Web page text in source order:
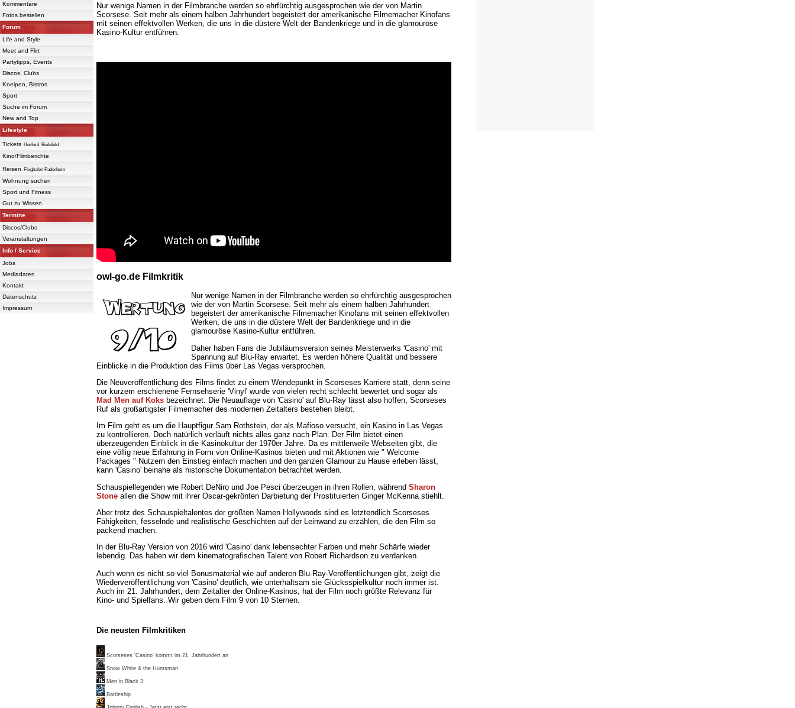
Kommentare
Fotos bestellen
Forum
Life and Style
Meet and Flirt
Partytipps, Events
Discos, Clubs
Kneipen, Bistros
Sport
Suche im Forum
New and Top
Lifestyle
Tickets Herford Bielefeld
Kino/Filmberichte
Reisen
Flughafen Paderborn
Wohnung suchen
Sport und Fitness
Gut zu Wissen
Termine
Discos/Clubs
Veranstaltungen
Info / Service
Jobs
Mediadaten
Kontakt
Datenschutz
Impressum
Nur wenige Namen in der Filmbranche werden so ehrfürchtig ausgesprochen wie der von Martin
Scorsese. Seit mehr als einem halben Jahrhundert begeistert der amerikanische Filmemacher Kinofans
mit seinen effektvollen Werken, die uns in die düstere Welt der Bandenkriege und in die glamouröse
Kasino-Kultur entführen.
owl-go.de Filmkritik
Nur wenige Namen in der Filmbranche werden so ehrfürchtig ausgesprochen
wie der von Martin Scorsese. Seit mehr als einem halben Jahrhundert
begeistert der amerikanische Filmemacher Kinofans mit seinen effektvollen
Werken, die uns in die düstere Welt der Bandenkriege und in die
glamouröse Kasino-Kultur entführen.
Daher haben Fans die Jubiläumsversion seines Meisterwerks 'Casino' mit
Spannung auf Blu-Ray erwartet. Es werden höhere Qualität und bessere
Einblicke in die Produktion des Films über Las Vegas versprochen.
Die Neuveröffentlichung des Films findet zu einem Wendepunkt in Scorseses Karriere statt, denn seine
vor kurzem erschienene Fernsehserie 'Vinyl' wurde von vielen recht schlecht bewertet und sogar als
Mad Men auf Koks bezeichnet. Die Neuauflage von 'Casino' auf Blu-Ray lässt also hoffen, Scorseses
Ruf als großartigster Filmemacher des modernen Zeitalters bestehen bleibt.
Im Film geht es um die Hauptfigur Sam Rothstein, der als Mafioso versucht, ein Kasino in Las Vegas
zu kontrollieren. Doch natürlich verläuft nichts alles ganz nach Plan. Der Film bietet einen
überzeugenden Einblick in die Kasinokultur der 1970er Jahre. Da es mittlerweile Webseiten gibt, die
eine völlig neue Erfahrung in Form von Online-Kasinos bieten und mit Aktionen wie " Welcome
Packages " Nutzern den Einstieg einfach machen und den ganzen Glamour zu Hause erleben lässt,
kann 'Casino' beinahe als historische Dokumentation betrachtet werden.
Schauspiellegenden wie Robert DeNiro und Joe Pesci überzeugen in ihren Rollen, während Sharon
Stone allen die Show mit ihrer Oscar-gekrönten Darbietung der Prostituierten Ginger McKenna stiehlt.
Aber trotz des Schauspieltalentes der größten Namen Hollywoods sind es letztendlich Scorseses
Fähigkeiten, fesselnde und realistische Geschichten auf der Leinwand zu erzählen, die den Film so
packend machen.
In der Blu-Ray Version von 2016 wird 'Casino' dank lebensechter Farben und mehr Schärfe wieder
lebendig. Das haben wir dem kinematografischen Talent von Robert Richardson zu verdanken.
Auch wenn es nicht so viel Bonusmaterial wie auf anderen Blu-Ray-Veröffentlichungen gibt, zeigt die
Wiederveröffentlichung von 'Casino' deutlich, wie unterhaltsam sie Glücksspielkultur noch immer ist.
Auch im 21. Jahrhundert, dem Zeitalter der Online-Kasinos, hat der Film noch größte Relevanz für
Kino- und Spielfans. Wir geben dem Film 9 von 10 Sternen.
Die neusten Filmkritiken
Scorseses 'Casino' kommt im 21. Jahrhundert an
Snow White & the Huntsman
Men in Black 3
Battleship